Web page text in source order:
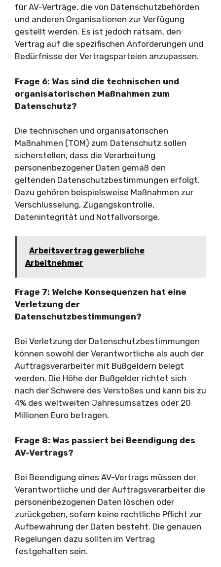
für AV-Verträge, die von Datenschutzbehörden
und anderen Organisationen zur Verfügung
gestellt werden. Es ist jedoch ratsam, den
Vertrag auf die spezifischen Anforderungen und
Bedürfnisse der Vertragsparteien anzupassen.
Frage 6: Was sind die technischen und
organisatorischen Maßnahmen zum
Datenschutz?
Die technischen und organisatorischen
Maßnahmen (TOM) zum Datenschutz sollen
sicherstellen, dass die Verarbeitung
personenbezogener Daten gemäß den
geltenden Datenschutzbestimmungen erfolgt.
Dazu gehören beispielsweise Maßnahmen zur
Verschlüsselung, Zugangskontrolle,
Datenintegrität und Notfallvorsorge.
Arbeitsvertrag gewerbliche
Arbeitnehmer
Frage 7: Welche Konsequenzen hat eine
Verletzung der
Datenschutzbestimmungen?
Bei Verletzung der Datenschutzbestimmungen
können sowohl der Verantwortliche als auch der
Auftragsverarbeiter mit Bußgeldern belegt
werden. Die Höhe der Bußgelder richtet sich
nach der Schwere des Verstoßes und kann bis zu
4% des weltweiten Jahresumsatzes oder 20
Millionen Euro betragen.
Frage 8: Was passiert bei Beendigung des
AV-Vertrags?
Bei Beendigung eines AV-Vertrags müssen der
Verantwortliche und der Auftragsverarbeiter die
personenbezogenen Daten löschen oder
zurückgeben, sofern keine rechtliche Pflicht zur
Aufbewahrung der Daten besteht. Die genauen
Regelungen dazu sollten im Vertrag
festgehalten sein.